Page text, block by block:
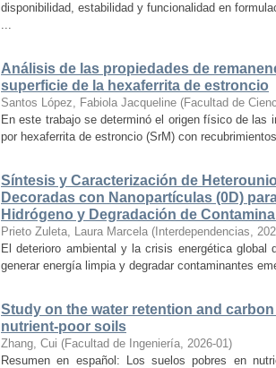
disponibilidad, estabilidad y funcionalidad en
...
Análisis de las propiedades de
superficie de la hexaferrita de estroncio
Santos López, Fabiola Jacqueline (Facultad de
En este trabajo se determinó el origen físico de
por hexaferrita de estroncio (SrM) con
Síntesis y Caracterización de
Decoradas con Nanopartículas (0D)
Hidrógeno y Degradación de
Prieto Zuleta, Laura Marcela ( Interdependencias,
El deterioro ambiental y la crisis energética global
generar energía limpia y degradar contaminantes
Study on the water retention and
nutrient-poor soils
Zhang, Cui (Facultad de Ingeniería, 2026-01)
Resumen en español: Los suelos pobres en